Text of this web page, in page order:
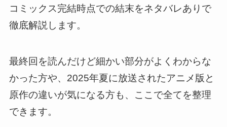
コミックス完結時点での結末をネタバレありで
徹底解説します。
最終回を読んだけど細かい部分がよくわからな
かった方や、2025年夏に放送されたアニメ版と
原作の違いが気になる方も、ここで全てを整理
できます。